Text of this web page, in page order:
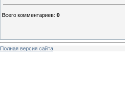
Всего комментариев: 0
Полная версия сайта